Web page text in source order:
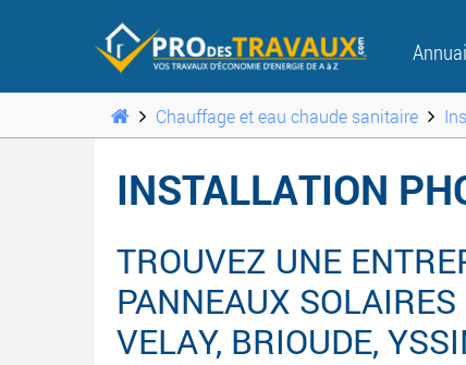
Chauffage et eau chaude sanitaire
INSTALLATION
TROUVEZ UNE
PANNEAUX
VELAY, BRIOUDE,